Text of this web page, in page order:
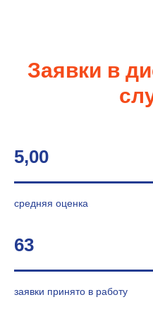
Заявки в
5,00
средняя оценка
63
заявки принято в работу